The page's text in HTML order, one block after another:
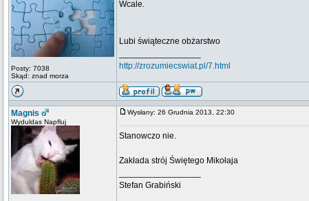
Posty: 7038
Skąd: znad morza
Wcale.
Lubi świąteczne obżarstwo
http://zrozumiecswiat.pl/7.html
Magnis
Wyduldas Napfluj
Wysłany: 26 Grudnia 2013, 22:30
Stanowczo nie.
Zakłada strój Świętego Mikołaja
Stefan Grabiński